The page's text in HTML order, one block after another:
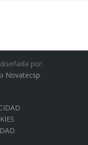
por:
Novatecsp.